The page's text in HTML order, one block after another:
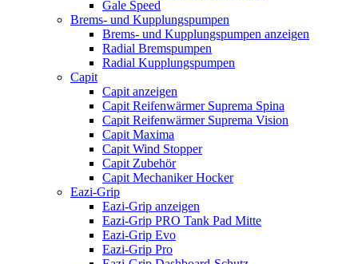
Gale Speed
Brems- und Kupplungspumpen
Brems- und Kupplungspumpen anzeigen
Radial Bremspumpen
Radial Kupplungspumpen
Capit
Capit anzeigen
Capit Reifenwärmer Suprema Spina
Capit Reifenwärmer Suprema Vision
Capit Maxima
Capit Wind Stopper
Capit Zubehör
Capit Mechaniker Hocker
Eazi-Grip
Eazi-Grip anzeigen
Eazi-Grip PRO Tank Pad Mitte
Eazi-Grip Evo
Eazi-Grip Pro